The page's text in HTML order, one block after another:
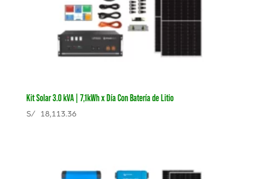
Kit Solar 3.0 kVA | 7,1kWh x Día Con Batería de Litio
S/18,113.36